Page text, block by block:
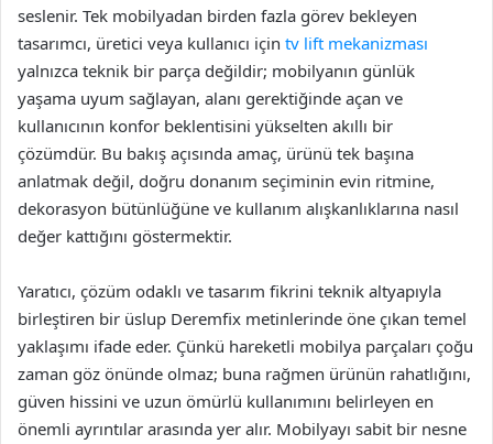
seslenir. Tek mobilyadan birden fazla görev bekleyen
tasarımcı, üretici veya kullanıcı için tv lift mekanizması
yalnızca teknik bir parça değildir; mobilyanın günlük
yaşama uyum sağlayan, alanı gerektiğinde açan ve
kullanıcının konfor beklentisini yükselten akıllı bir
çözümdür. Bu bakış açısında amaç, ürünü tek başına
anlatmak değil, doğru donanım seçiminin evin ritmine,
dekorasyon bütünlüğüne ve kullanım alışkanlıklarına nasıl
değer kattığını göstermektir.
Yaratıcı, çözüm odaklı ve tasarım fikrini teknik altyapıyla
birleştiren bir üslup Deremfix metinlerinde öne çıkan temel
yaklaşımı ifade eder. Çünkü hareketli mobilya parçaları çoğu
zaman göz önünde olmaz; buna rağmen ürünün rahatlığını,
güven hissini ve uzun ömürlü kullanımını belirleyen en
önemli ayrıntılar arasında yer alır. Mobilyayı sabit bir nesne